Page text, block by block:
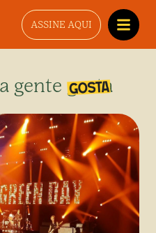
ASSINE AQUI
gente gosta